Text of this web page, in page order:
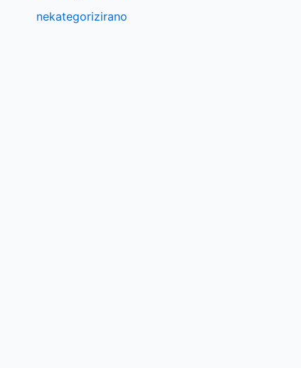
nekategorizirano